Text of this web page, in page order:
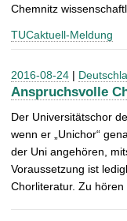
Chemnitz
TUCaktuell-Meldung
2016-08-24 |
Anspruchsvolle
Der Universitätschor
wenn er „Unichor“
der Uni angehören,
Voraussetzung ist
Chorliteratur. Zu